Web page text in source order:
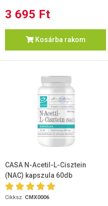
3 695 Ft
Kosárba rakom
CASA N-Acetil-L-Cisztein
(NAC) kapszula 60db
Cikksz. CMX0006